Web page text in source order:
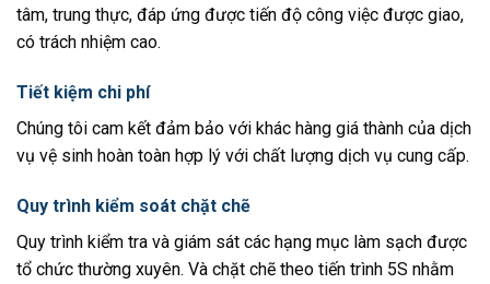
tâm, trung thực, đáp ứng được tiến độ công việc được giao,
có trách nhiệm cao.
Tiết kiệm chi phí
Chúng tôi cam kết đảm bảo với khác hàng giá thành của dịch
vụ vệ sinh hoàn toàn hợp lý với chất lượng dịch vụ cung cấp.
Quy trình kiểm soát chặt chẽ
Quy trình kiểm tra và giám sát các hạng mục làm sạch được
tổ chức thường xuyên. Và chặt chẽ theo tiến trình 5S nhằm